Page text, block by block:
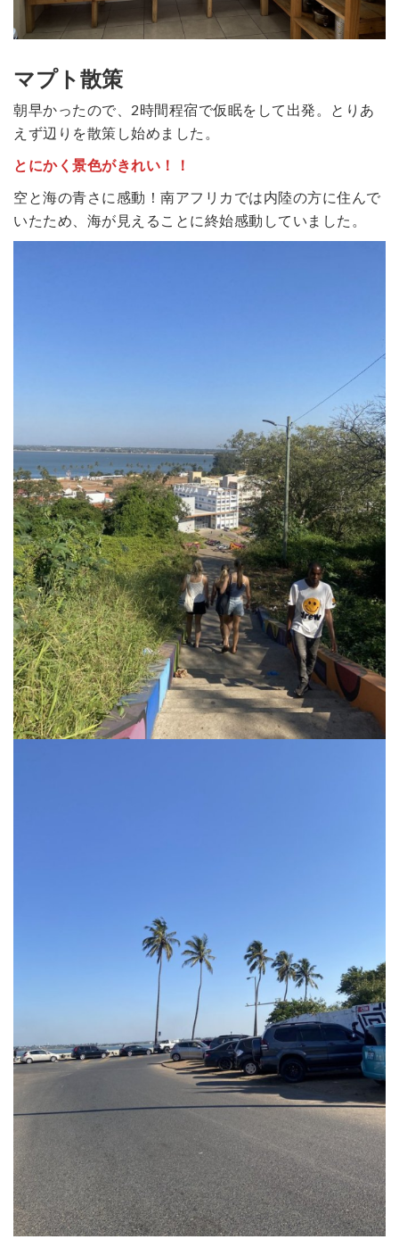
マプト散策
朝早かったので、2時間程宿で仮眠をして出発。とりあ
えず辺りを散策し始めました。
とにかく景色がきれい！！
空と海の青さに感動！南アフリカでは内陸の方に住んで
いたため、海が見えることに終始感動していました。